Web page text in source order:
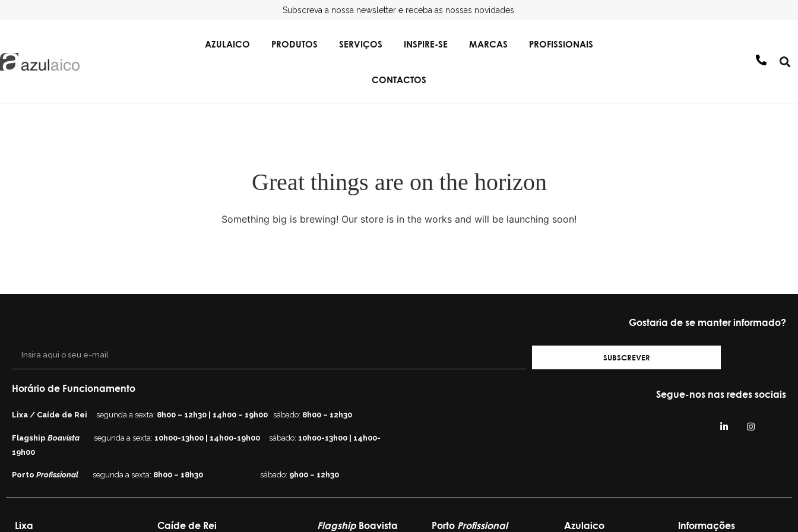
Subscreva a nossa newsletter e receba as nossas novidades.
AZULAICO PRODUTOS
Pavimentos e Revestimentos Sistemas de Climatização Gestão de Águas/Canalização
SERVIÇOS INSPIRE-SE MARCAS PROFISSIONAIS
CONTACTOS
Great things are on the horizon
Something big is brewing! Our store is in the works and will be launching soon!
Gostaria de se manter informado?
SUBSCREVER
Horário de Funcionamento
Lixa / Caíde de Rei segunda a sexta: 8h00 – 12h30 | 14h00 – 19h00 sábado: 8h00 – 12h30
Flagship Boavista segunda a sexta: 10h00-13h00 | 14h00-19h00 sábado: 10h00-13h00 | 14h00-
19h00
Porto Profissional segunda a sexta: 8h00 – 18h30 sábado: 9h00 – 12h30
Segue-nos nas redes sociais
Lixa Caíde de Rei Flagship Boavista Porto Profissional Azulaico Informações